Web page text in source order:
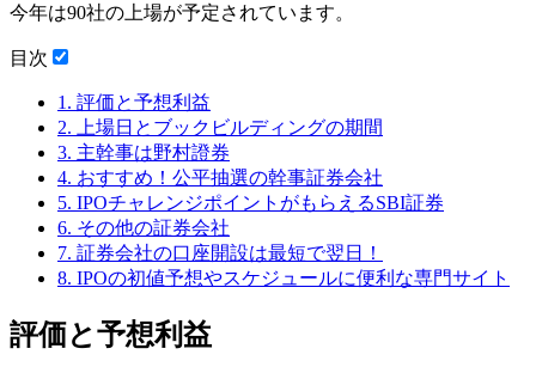
今年は90社の上場が予定されています。
目次
1. 評価と予想利益
2. 上場日とブックビルディングの期間
3. 主幹事は野村證券
4. おすすめ！公平抽選の幹事証券会社
5. IPOチャレンジポイントがもらえるSBI証券
6. その他の証券会社
7. 証券会社の口座開設は最短で翌日！
8. IPOの初値予想やスケジュールに便利な専門サイト
評価と予想利益